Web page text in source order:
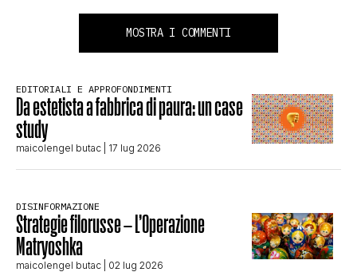
MOSTRA I COMMENTI
EDITORIALI E APPROFONDIMENTI
Da estetista a fabbrica di paura: un case
study
maicolengel butac | 17 lug 2026
DISINFORMAZIONE
Strategie filorusse – L’Operazione
Matryoshka
maicolengel butac | 02 lug 2026